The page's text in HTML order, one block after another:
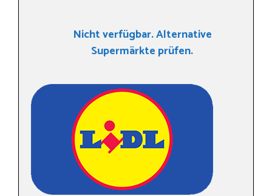
Nicht verfügbar. Alternative
Supermärkte prüfen.